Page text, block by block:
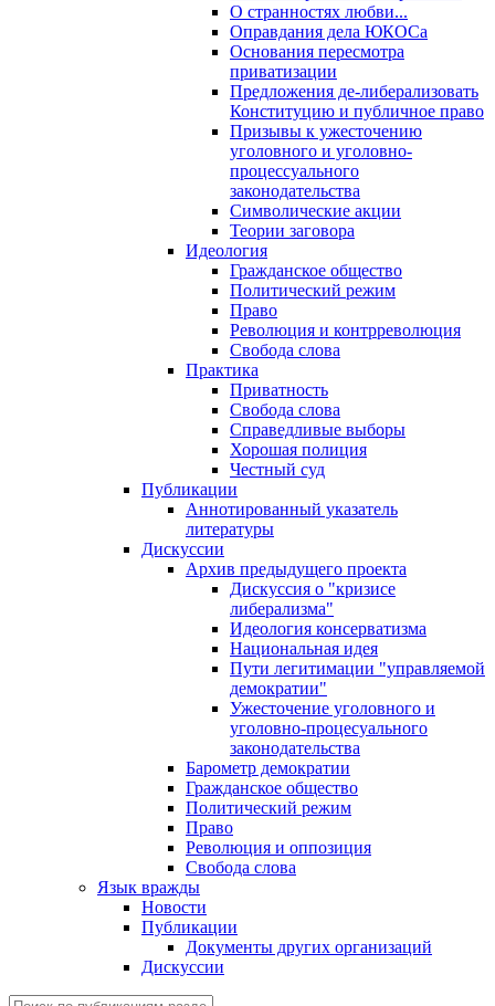
О странностях любви...
Оправдания дела ЮКОСа
Основания пересмотра
приватизации
Предложения де-либерализовать
Конституцию и публичное право
Призывы к ужесточению
уголовного и уголовно-
процессуального
законодательства
Символические акции
Теории заговора
Идеология
Гражданское общество
Политический режим
Право
Революция и контрреволюция
Свобода слова
Практика
Приватность
Свобода слова
Справедливые выборы
Хорошая полиция
Честный суд
Публикации
Аннотированный указатель
литературы
Дискуссии
Архив предыдущего проекта
Дискуссия о "кризисе
либерализма"
Идеология консерватизма
Национальная идея
Пути легитимации "управляемой
демократии"
Ужесточение уголовного и
уголовно-процесуального
законодательства
Барометр демократии
Гражданское общество
Политический режим
Право
Революция и оппозиция
Свобода слова
Язык вражды
Новости
Публикации
Документы других организаций
Дискуссии